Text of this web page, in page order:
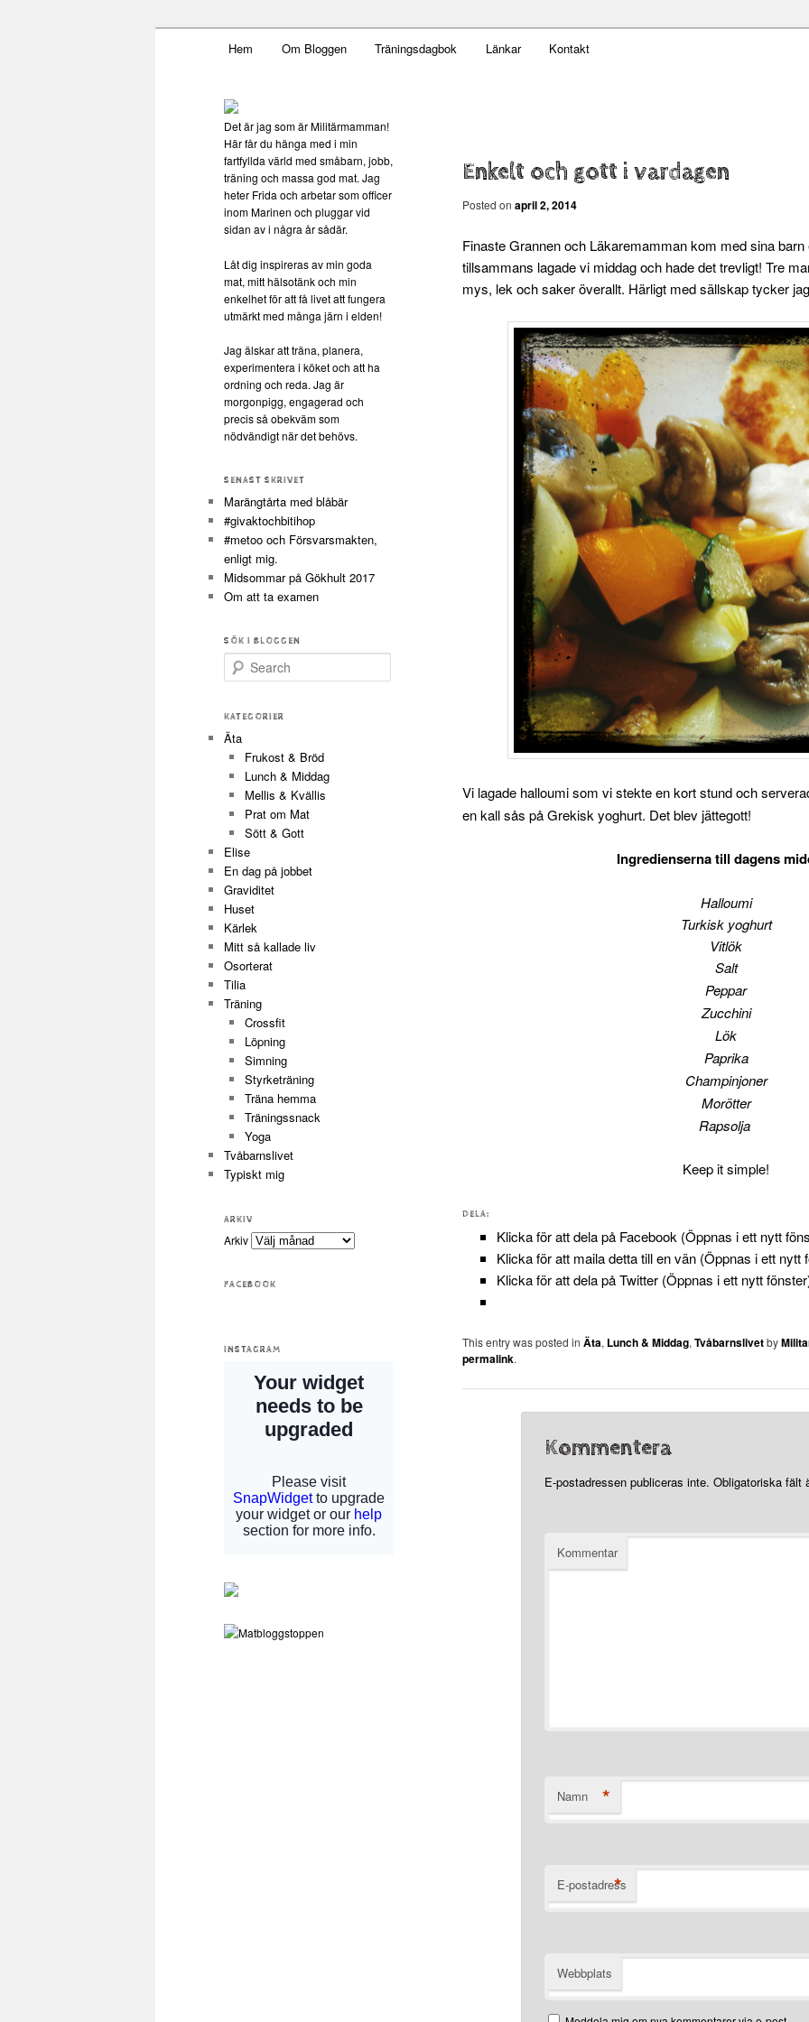
Militärmamman
Skip to primary content
Hem Om Bloggen Träningsdagbok Länkar Kontakt
Enkelt och gott i vardagen
Posted on april 2, 2014
Finaste Grannen och Läkaremamman kom med sina
tillsammans lagade vi middag och hade det trevligt! Tre
mys, lek och saker överallt. Härligt med sällskap tycker
Vi lagade halloumi som vi stekte en kort stund och
en kall sås på Grekisk yoghurt. Det blev jättegott!
Ingredienserna till dagens
Halloumi
Turkisk yoghurt
Vitlök
Salt
Peppar
Zucchini
Lök
Paprika
Champinjoner
Morötter
Rapsolja
Keep it simple!
DELA:
Klicka för att dela på Facebook (Öppnas i ett nytt
Klicka för att maila detta till en vän (Öppnas i ett nytt
Klicka för att dela på Twitter (Öppnas i ett nytt
This entry was posted in Äta, Lunch & Middag, Tvåbarnslivetby
permalink.
Kommentera
E-postadressen publiceras inte. Obligatoriska fält
Kommentar
Namn *
E-postadress
*
Webbplats
Det är jag som är Militärmamman!
Här får du hänga med i min
fartfyllda värld med småbarn, jobb,
träning och massa god mat. Jag
heter Frida och arbetar som officer
inom Marinen och pluggar vid
sidan av i några år sådär.
Låt dig inspireras av min goda
mat, mitt hälsotänk och min
enkelhet för att få livet att fungera
utmärkt med många järn i elden!
Jag älskar att träna, planera,
experimentera i köket och att ha
ordning och reda. Jag är
morgonpigg, engagerad och
precis så obekväm som
nödvändigt när det behövs.
SENAST SKRIVET
Marängtårta med blåbär
#givaktochbitihop
#metoo och Försvarsmakten,
enligt mig.
Midsommar på Gökhult 2017
Om att ta examen
SÖK I BLOGGEN
Search
KATEGORIER
Äta
Frukost & Bröd
Lunch & Middag
Mellis & Kvällis
Prat om Mat
Sött & Gott
Elise
En dag på jobbet
Graviditet
Huset
Kärlek
Mitt så kallade liv
Osorterat
Tilia
Träning
Crossfit
Löpning
Simning
Styrketräning
Träna hemma
Träningssnack
Yoga
Tvåbarnslivet
Typiskt mig
ARKIV
Arkiv
FACEBOOK
INSTAGRAM